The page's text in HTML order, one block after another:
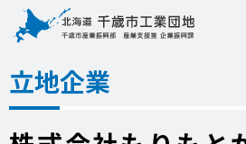
立地企業